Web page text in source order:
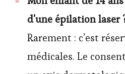
d’une épilation laser
Rarement : c’est
médicales. Le